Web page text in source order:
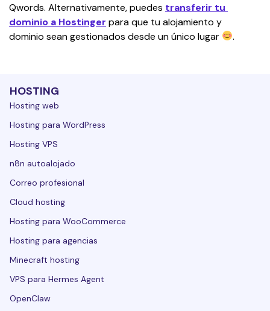
Qwords. Alternativamente, puedes transferir tu
dominio a Hostinger para que tu alojamiento y
dominio sean gestionados desde un único lugar
.
HOSTING
Hosting web
Hosting para WordPress
Hosting VPS
n8n autoalojado
Correo profesional
Cloud hosting
Hosting para WooCommerce
Hosting para agencias
Minecraft hosting
VPS para Hermes Agent
OpenClaw